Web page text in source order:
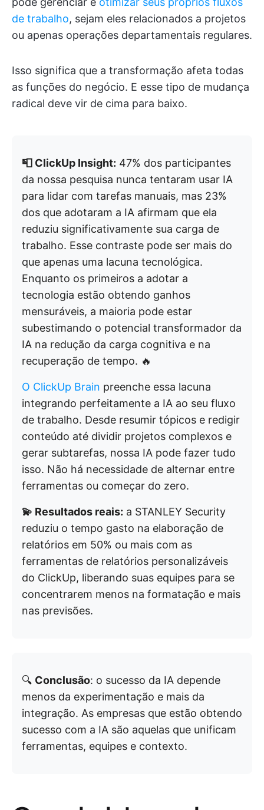
de trabalho, sejam eles relacionados a projetos
ou apenas operações departamentais regulares.
Isso significa que a transformação afeta todas
as funções do negócio. E esse tipo de mudança
radical deve vir de cima para baixo.
📮 ClickUp Insight: 47% dos participantes
da nossa pesquisa nunca tentaram usar IA
para lidar com tarefas manuais, mas 23%
dos que adotaram a IA afirmam que ela
reduziu significativamente sua carga de
trabalho. Esse contraste pode ser mais do
que apenas uma lacuna tecnológica.
Enquanto os primeiros a adotar a
tecnologia estão obtendo ganhos
mensuráveis, a maioria pode estar
subestimando o potencial transformador da
IA na redução da carga cognitiva e na
recuperação de tempo. 🔥
O ClickUp Brain preenche essa lacuna
integrando perfeitamente a IA ao seu fluxo
de trabalho. Desde resumir tópicos e redigir
conteúdo até dividir projetos complexos e
gerar subtarefas, nossa IA pode fazer tudo
isso. Não há necessidade de alternar entre
ferramentas ou começar do zero.
💫 Resultados reais: a STANLEY Security
reduziu o tempo gasto na elaboração de
relatórios em 50% ou mais com as
ferramentas de relatórios personalizáveis
do ClickUp, liberando suas equipes para se
concentrarem menos na formatação e mais
nas previsões.
🔍 Conclusão: o sucesso da IA depende
menos da experimentação e mais da
integração. As empresas que estão obtendo
sucesso com a IA são aquelas que unificam
ferramentas, equipes e contexto.